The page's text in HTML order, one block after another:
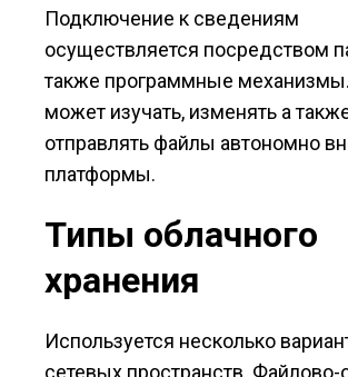
Подключение к сведениям
осуществляется посредством
также программные
может изучать, изменять а
отправлять файлы автономно
платформы.
Типы облачного
хранения
Используется несколько
сетевых пространств. Файлово-